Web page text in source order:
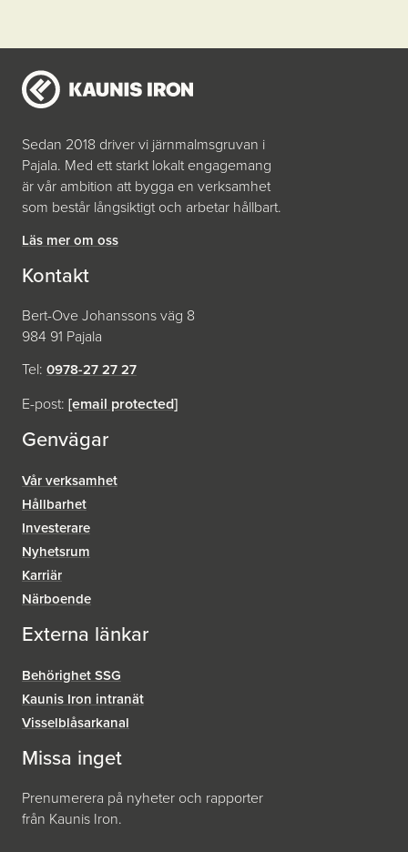
Sedan 2018 driver vi järnmalmsgruvan i
Pajala. Med ett starkt lokalt engagemang
är vår ambition att bygga en verksamhet
som består långsiktigt och arbetar hållbart.
Läs mer om oss
Kontakt
Bert-Ove Johanssons väg 8
984 91 Pajala
Tel: 0978-27 27 27
E-post: [email protected]
Genvägar
Vår verksamhet
Hållbarhet
Investerare
Nyhetsrum
Karriär
Närboende
Externa länkar
Behörighet SSG
Kaunis Iron intranät
Visselblåsar­kanal
Missa inget
Prenumerera på nyheter och rapporter
från Kaunis Iron.